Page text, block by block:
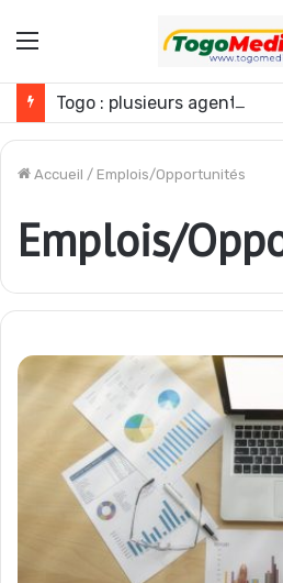
Menu
Accueil / Emplois/Opportunités
Emplois/